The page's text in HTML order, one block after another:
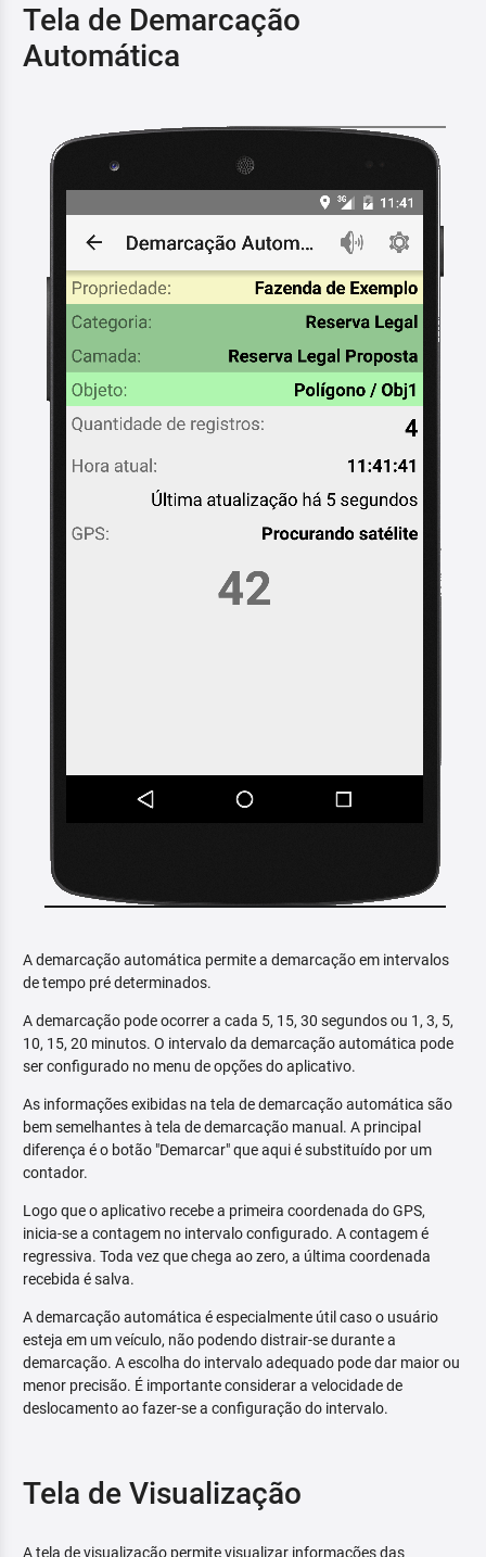
Tela de Demarcação
Automática
A demarcação automática permite a demarcação em intervalos
de tempo pré determinados.
A demarcação pode ocorrer a cada 5, 15, 30 segundos ou 1, 3, 5,
10, 15, 20 minutos. O intervalo da demarcação automática pode
ser configurado no menu de opções do aplicativo.
As informações exibidas na tela de demarcação automática são
bem semelhantes à tela de demarcação manual. A principal
diferença é o botão "Demarcar" que aqui é substituído por um
contador.
Logo que o aplicativo recebe a primeira coordenada do GPS,
inicia-se a contagem no intervalo configurado. A contagem é
regressiva. Toda vez que chega ao zero, a última coordenada
recebida é salva.
A demarcação automática é especialmente útil caso o usuário
esteja em um veículo, não podendo distrair-se durante a
demarcação. A escolha do intervalo adequado pode dar maior ou
menor precisão. É importante considerar a velocidade de
deslocamento ao fazer-se a configuração do intervalo.
Tela de Visualização
A tela de visualização permite visualizar informações das